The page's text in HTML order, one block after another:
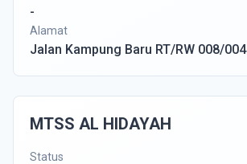
-
Alamat
Jalan Kampung Baru RT/RW 008/004
MTSS AL HIDAYAH
Status